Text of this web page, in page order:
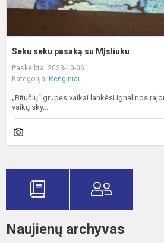
Seku seku pasaką su Mįsliuku
Paskelbta: 2023-10-06
Kategorija: Renginiai
„Bitučių“ grupės vaikai lankėsi Ignalinos
vaikų sky...
Naujienų archyvas